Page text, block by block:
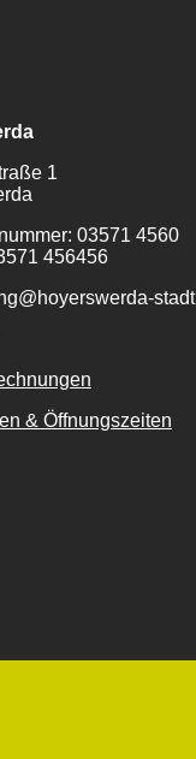
1
03571 4560
456456
& Öffnungszeiten